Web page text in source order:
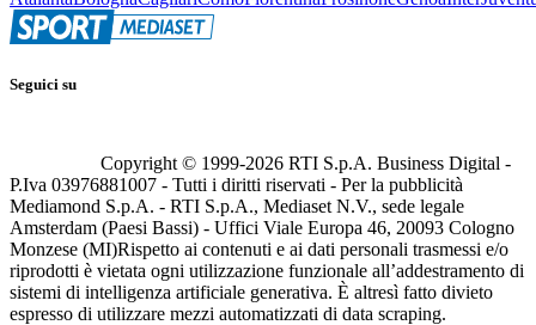
Seguici su
Copyright © 1999-2026 RTI S.p.A. Business Digital -
P.Iva 03976881007 - Tutti i diritti riservati - Per la pubblicità
Mediamond S.p.A. - RTI S.p.A., Mediaset N.V., sede legale
Amsterdam (Paesi Bassi) - Uffici Viale Europa 46, 20093 Cologno
Monzese (MI)Rispetto ai contenuti e ai dati personali trasmessi e/o
riprodotti è vietata ogni utilizzazione funzionale all’addestramento di
sistemi di intelligenza artificiale generativa. È altresì fatto divieto
espresso di utilizzare mezzi automatizzati di data scraping.